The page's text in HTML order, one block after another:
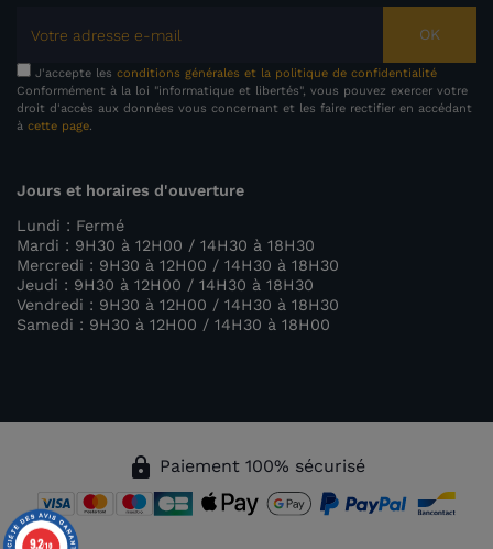
OK
J'accepte les conditions générales et la politique de confidentialité
Conformément à la loi "informatique et libertés", vous pouvez exercer votre
droit d'accès aux données vous concernant et les faire rectifier en accédant
à cette page.
Jours et horaires d'ouverture
Lundi : Fermé
Mardi : 9H30 à 12H00 / 14H30 à 18H30
Mercredi : 9H30 à 12H00 / 14H30 à 18H30
Jeudi : 9H30 à 12H00 / 14H30 à 18H30
Vendredi : 9H30 à 12H00 / 14H30 à 18H30
Samedi : 9H30 à 12H00 / 14H30 à 18H00
lock Paiement 100% sécurisé
9.2/10